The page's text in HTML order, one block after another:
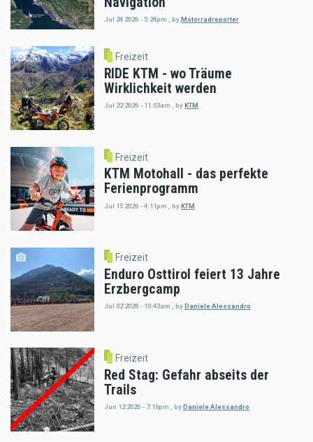
Jul 24 2026 - 5:24pm byMotorradreporter
Freizeit
RIDE KTM - wo Träume
Wirklichkeit werden
Jul 22 2026 - 11:03am byKTM
Freizeit
KTM Motohall - das perfekte
Ferienprogramm
Jul 15 2026 - 4:11pm byKTM
Freizeit
Enduro Osttirol feiert 13 Jahre
Erzbergcamp
Jul 02 2026 - 10:43am , by Daniele Alessandro
Freizeit
Red Stag: Gefahr abseits der
Trails
Jun 12 2026 - 7:16pm byDaniele Alessandro